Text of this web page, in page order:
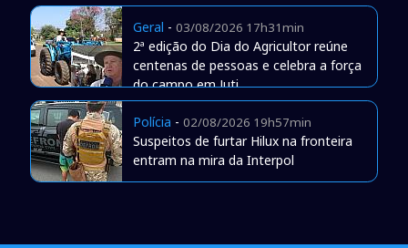
Geral - 03/08/2026 17h31min
2ª edição do Dia do Agricultor reúne
centenas de pessoas e celebra a força
do campo em Juti
Polícia - 02/08/2026 19h57min
Suspeitos de furtar Hilux na fronteira
entram na mira da Interpol